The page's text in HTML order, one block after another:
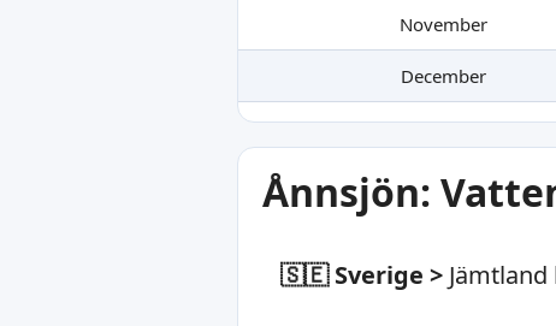
November
December
Ånnsjön:
🇸🇪 Sverige > Jämtland